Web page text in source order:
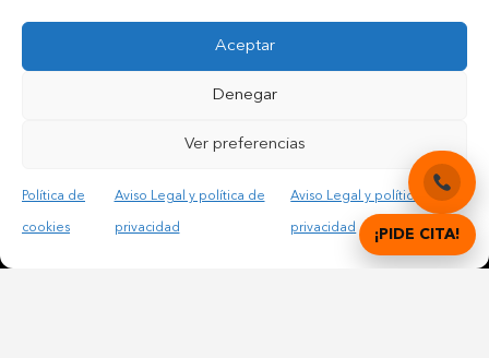
Aceptar
Denegar
Ver preferencias
Política de
cookies
Aviso Legal y política de
privacidad
Aviso Legal y política de
privacidad
Contactar por teléfono móvil
¡PIDE CITA!